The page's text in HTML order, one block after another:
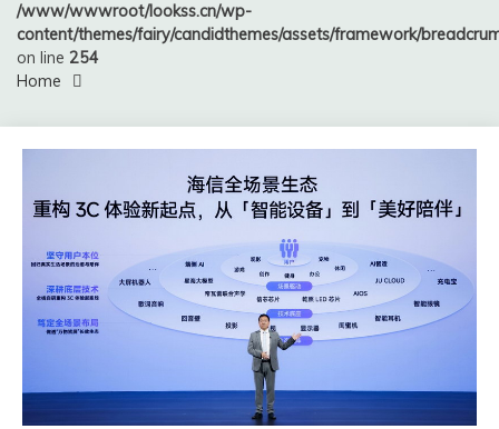
/www/wwwroot/lookss.cn/wp-
content/themes/fairy/candidthemes/assets/framework/
on line 254
Home